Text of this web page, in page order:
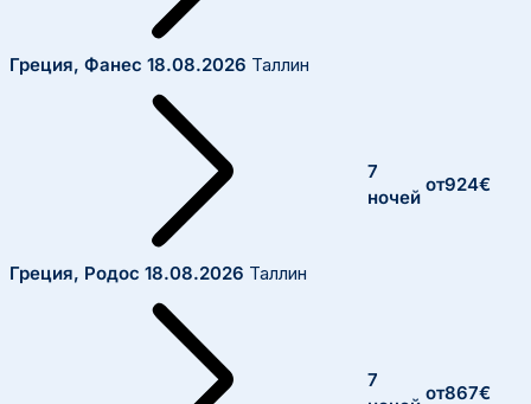
Греция, Фанес 18.08.2026 Таллин
Греция, Родос 18.08.2026 Таллин
7
ночей
от924€
7
от867€